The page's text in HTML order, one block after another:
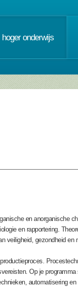
hoger onderwijs
en anorganische
en rapportering.
veiligheid, gezondheid en
Op je
automatisering